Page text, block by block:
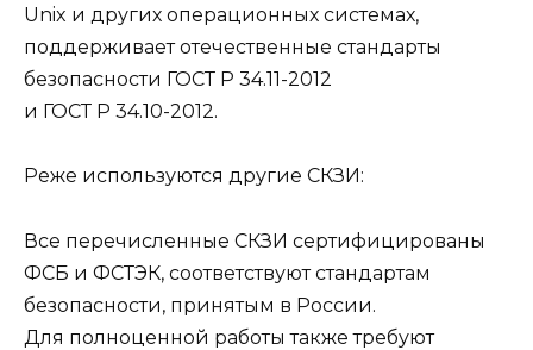
Unix и других операционных системах,
поддерживает отечественные стандарты
безопасности ГОСТ Р 34.11-2012
и ГОСТ Р 34.10-2012.
Реже используются другие СКЗИ:
Все перечисленные СКЗИ сертифицированы
ФСБ и ФСТЭК, соответствуют стандартам
безопасности, принятым в России.
Для полноценной работы также требуют